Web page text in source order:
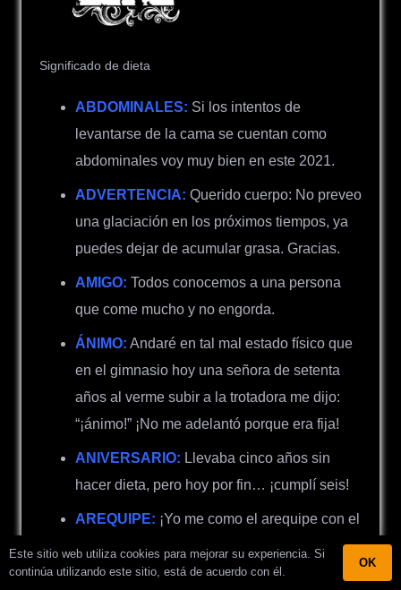
Significado de dieta
ABDOMINALES: Si los intentos de
levantarse de la cama se cuentan como
abdominales voy muy bien en este 2021.
ADVERTENCIA: Querido cuerpo: No preveo
una glaciación en los próximos tiempos, ya
puedes dejar de acumular grasa. Gracias.
AMIGO: Todos conocemos a una persona
que come mucho y no engorda.
ÁNIMO: Andaré en tal mal estado físico que
en el gimnasio hoy una señora de setenta
años al verme subir a la trotadora me dijo:
“¡ánimo!” ¡No me adelantó porque era fija!
ANIVERSARIO: Llevaba cinco años sin
hacer dieta, pero hoy por fin… ¡cumplí seis!
AREQUIPE: ¡Yo me como el arequipe con el
dedo porque con pan engorda!
BALANCE:Ya tengo el balance de fin de
Este sitio web utiliza cookies para mejorar su experiencia. Si
continúa utilizando este sitio, está de acuerdo con él.
OK